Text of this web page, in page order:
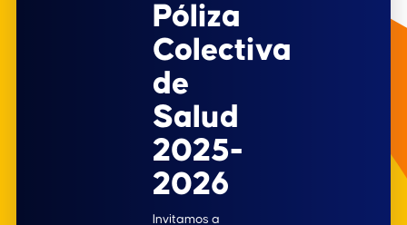
Póliza
Colectiva
de
Salud
2025-
2026
Invitamos a